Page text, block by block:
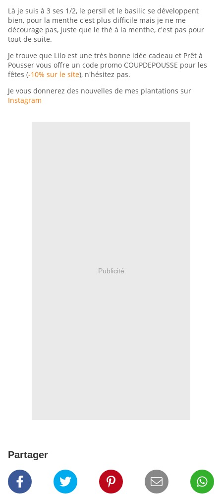
Là je suis à 3 ses 1/2, le persil et le basilic se développent
bien, pour la menthe c'est plus difficile mais je ne me
décourage pas, juste que le thé à la menthe, c'est pas pour
tout de suite.
Je trouve que Lilo est une très bonne idée cadeau et Prêt à
Pousser vous offre un code promo COUPDEPOUSSE pour les
fêtes (-10% sur le site), n'hésitez pas.
Je vous donnerez des nouvelles de mes plantations sur
Instagram
Publicité
Partager